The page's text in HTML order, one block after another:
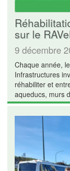
sur le
9 décembre
Chaque année,
Infrastructures
réhabiliter et
aqueducs, murs